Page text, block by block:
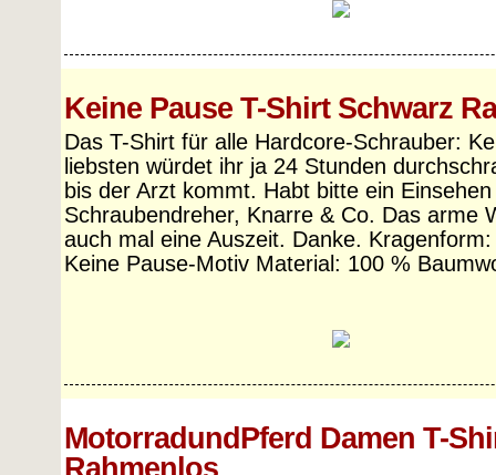
Keine Pause T-Shirt Schwarz
Das T-Shirt für alle Hardcore-Schrauber:
liebsten würdet ihr ja 24 Stunden
bis der Arzt kommt. Habt bitte ein
Schraubendreher, Knarre & Co. Das arme
auch mal eine Auszeit. Danke.
Keine Pause-Motiv Material: 100 %
MotorradundPferd Damen T-
Rahmenlos